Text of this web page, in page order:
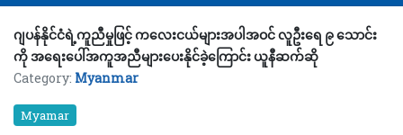
ဂျပန်နိုင်ငံရဲ့ကူညီမှုဖြင့် ကလေးငယ်များအပါအဝင် လူဦးရေ ၉ သောင်း
ကို အရေးပေါ်အကူအညီများပေးနိုင်ခဲ့ကြောင်း ယူနီဆက်ဆို
Category: Myanmar
Myamar